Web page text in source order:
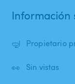
Información
🤿 Propietario
👀 Sin vistas